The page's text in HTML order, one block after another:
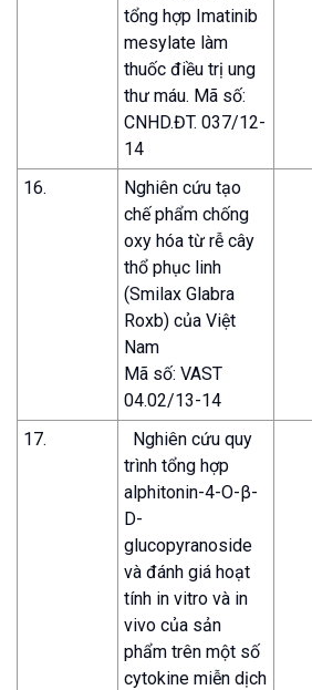
tổng hợp Imatinib
mesylate làm
thuốc điều trị ung
thư máu. Mã số:
CNHD.ĐT. 037/12-
14
16.
Nghiên cứu tạo
chế phẩm chống
oxy hóa từ rễ cây
thổ phục linh
(Smilax Glabra
Roxb) của Việt
Nam
Mã số: VAST
04.02/13-14
17.
Nghiên cứu quy
trình tổng hợp
alphitonin-4-O-β-
D-
glucopyranoside
và đánh giá hoạt
tính in vitro và in
vivo của sản
phẩm trên một số
cytokine miễn dịch